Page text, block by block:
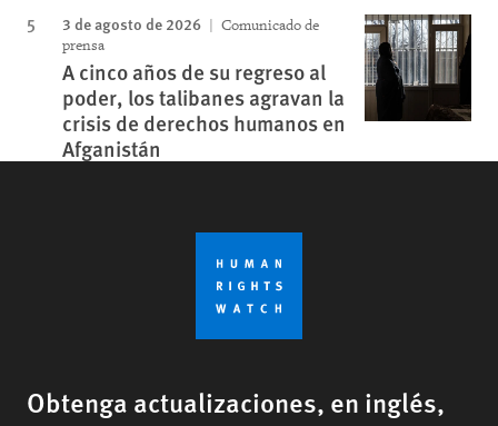
3 de agosto de 2026
Comunicado de
prensa
A cinco años de su regreso al
poder, los talibanes agravan la
crisis de derechos humanos en
Afganistán
Obtenga actualizaciones, en inglés,